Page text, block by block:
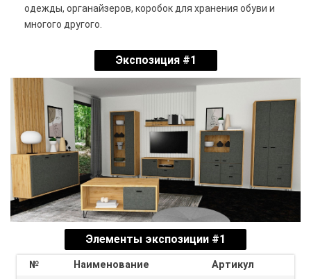
одежды, органайзеров, коробок для хранения обуви и
многого другого.
Экспозиция #1
Элементы экспозиции #1
№ Наименование
Артикул